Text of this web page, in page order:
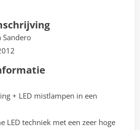
Sandero
+ LED mistlampen in een
LED techniek met een zeer hoge